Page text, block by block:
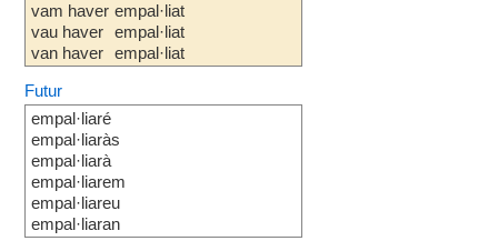
vam haver
vau haver
van haver
empal·liat
empal·liat
empal·liat
Futur
empal·liaré
empal·liaràs
empal·liarà
empal·liarem
empal·liareu
empal·liaran